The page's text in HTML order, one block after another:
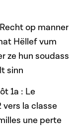
op manner
Hëllef vum
ze hun soudass
sinn
1a : Le
la classe
une perte